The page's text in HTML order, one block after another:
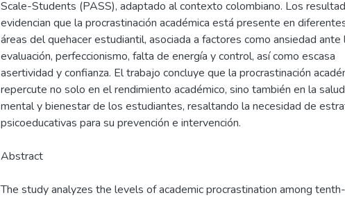
Scale-Students (PASS), adaptado al contexto colombiano. Los
evidencian que la procrastinación académica está presente en
áreas del quehacer estudiantil, asociada a factores como ansiedad ante
evaluación, perfeccionismo, falta de energía y control, así como escasa
asertividad y confianza. El trabajo concluye que la procrastinación
repercute no solo en el rendimiento académico, sino también en la salud
mental y bienestar de los estudiantes, resaltando la necesidad de
psicoeducativas para su prevención e intervención.
Abstract
The study analyzes the levels of academic procrastination among tenth-